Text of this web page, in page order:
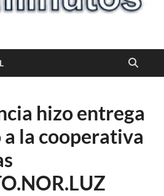
hizo entrega
la cooperativa